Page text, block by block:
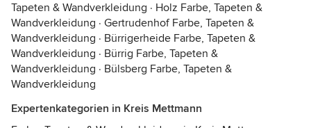
Tapeten & Wandverkleidung · Holz Farbe, Tapeten &
Wandverkleidung · Gertrudenhof Farbe, Tapeten &
Wandverkleidung · Bürrigerheide Farbe, Tapeten &
Wandverkleidung · Bürrig Farbe, Tapeten &
Wandverkleidung · Bülsberg Farbe, Tapeten &
Wandverkleidung
Expertenkategorien in Kreis Mettmann